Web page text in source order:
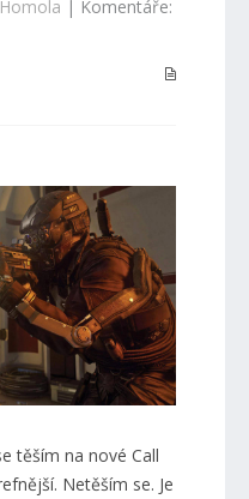
| Komentáře:
těším na nové Call
Netěším se. Je